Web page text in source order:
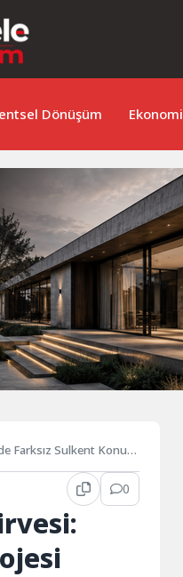
Dönüşüm Ekonomi
Farksız Sulkent Konut
0